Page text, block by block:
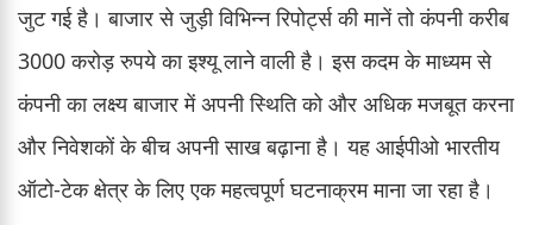
जुट गई है। बाजार से जुड़ी विभिन्न रिपोर्ट्स की मानें तो कंपनी करीब
3000 करोड़ रुपये का इश्यू लाने वाली है। इस कदम के माध्यम से
कंपनी का लक्ष्य बाजार में अपनी स्थिति को और अधिक मजबूत करना
और निवेशकों के बीच अपनी साख बढ़ाना है। यह आईपीओ भारतीय
ऑटो-टेक क्षेत्र के लिए एक महत्वपूर्ण घटनाक्रम माना जा रहा है।